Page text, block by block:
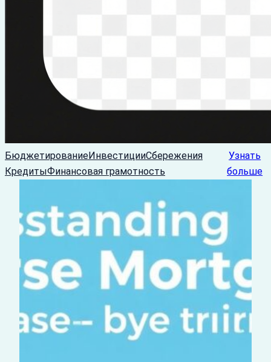
БюджетированиеИнвестицииСбережения
КредитыФинансовая грамотность
Узнать
больше